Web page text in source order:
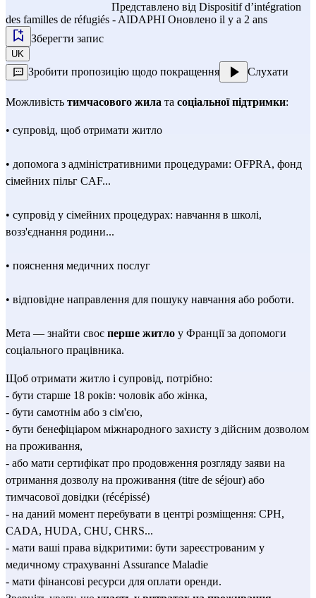
Представлено від Dispositif d’intégration
des familles de réfugiés - AIDAPHI Оновлено il y a 2 ans
Зберегти запис
UK
Зробити пропозицію щодо покращення Слухати
Можливість тимчасового жила та соціальної підтримки:
• супровід, щоб отримати житло
• допомога з адміністративними процедурами: OFPRA, фонд
сімейних пільг CAF...
• супровід у сімейних процедурах: навчання в школі,
возз'єднання родини...
• пояснення медичних послуг
• відповідне направлення для пошуку навчання або роботи.
Мета — знайти своє перше житло у Франції за допомоги
соціального працівника.
Щоб отримати житло і супровід, потрібно:
- бути старше 18 років: чоловік або жінка,
- бути самотнім або з сім'єю,
- бути бенефіціаром міжнародного захисту з дійсним дозволом
на проживання,
- або мати сертифікат про продовження розгляду заяви на
отримання дозволу на проживання (titre de séjour) або
тимчасової довідки (récépissé)
- на даний момент перебувати в центрі розміщення: CPH,
CADA, HUDA, CHU, CHRS...
- мати ваші права відкритими: бути зареєстрованим у
медичному страхуванні Assurance Maladie
- мати фінансові ресурси для оплати оренди.